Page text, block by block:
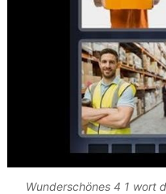
Wunderschönes 4 1 wort